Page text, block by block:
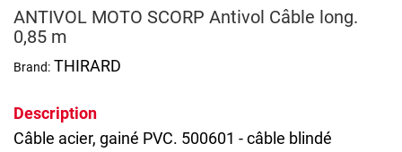
ANTIVOL MOTO SCORP Antivol Câble long.
0,85 m
Brand: THIRARD
Description
Câble acier, gainé PVC. 500601 - câble blindé